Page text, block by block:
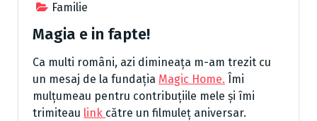
Familie
Magia e in fapte!
Ca multi români, azi dimineața m-am trezit cu
un mesaj de la fundația Magic Home. Îmi
mulțumeau pentru contribuțiile mele și îmi
trimiteau link către un filmuleț aniversar.